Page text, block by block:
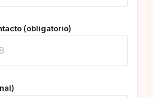
(obligatorio)